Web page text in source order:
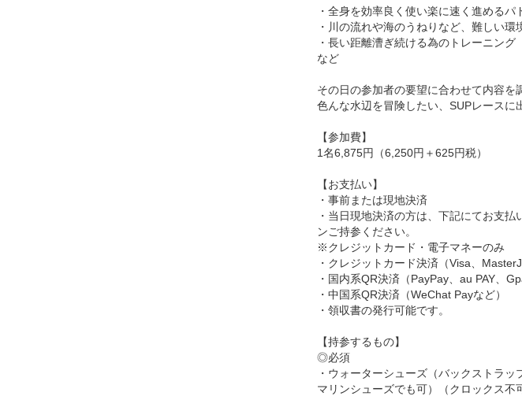
・全身を効率良く使い楽に速く進めるパ
・川の流れや海のうねりなど、難しい
・長い距離漕ぎ続ける為のトレーニング
など
その日の参加者の要望に合わせて内容を
色んな水辺を冒険したい、SUPレースに
【参加費】
1名6,875円（6,250円＋625円税）
【お支払い】
・事前または現地決済
・当日現地決済の方は、下記にてお支
ンご持参ください。
※クレジットカード・電子マネーのみ
・クレジットカード決済（Visa、
・国内系QR決済（PayPay、au PAY、
・中国系QR決済（WeChat Payなど）
・領収書の発行可能です。
【持参するもの】
◎必須
・ウォーターシューズ（バックストラ
マリンシューズでも可）（クロックス不